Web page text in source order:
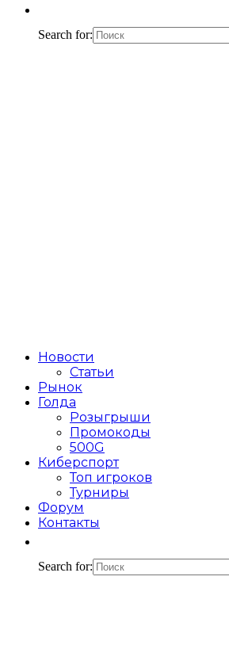
Search for:
Новости
Статьи
Рынок
Голда
Розыгрыши
Промокоды
500G
Киберспорт
Топ игроков
Турниры
Форум
Контакты
Search for: